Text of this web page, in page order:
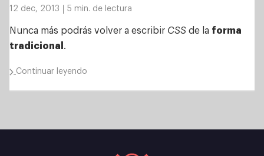
12 dec, 2013 5 min. de lectura
Nunca más podrás volver a escribir CSS de la forma
tradicional .
Continuar leyendo